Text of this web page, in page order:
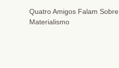
Quatro Amigos Falam
Materialismo